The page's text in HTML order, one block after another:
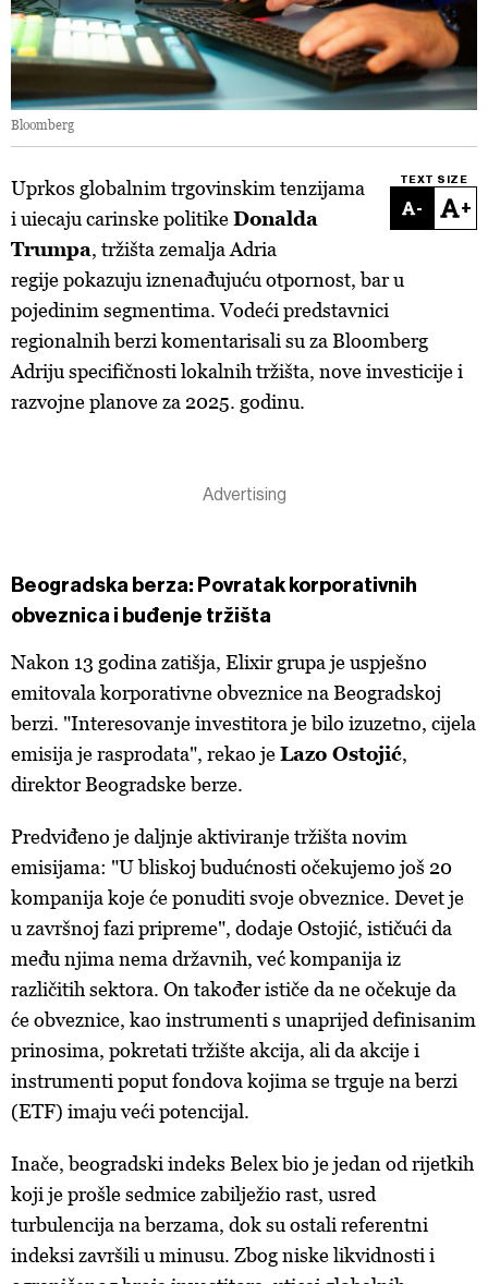
Bloomberg
TEXT SIZE
- +
Uprkos globalnim trgovinskim tenzijama
i uiecaju carinske politikeDonalda
Trumpa, tržišta zemalja Adria
regije pokazuju iznenađujuću otpornost, bar u
pojedinim segmentima. Vodeći predstavnici
regionalnih berzi komentarisali su za Bloomberg
Adriju specifičnosti lokalnih tržišta, nove investicije i
razvojne planove za 2025. godinu.
Beogradska berza: Povratak korporativnih
obveznica i buđenje tržišta
Nakon 13 godina zatišja, Elixir grupa je uspješno
emitovala korporativne obveznice na Beogradskoj
berzi. "Interesovanje investitora je bilo izuzetno, cijela
emisija je rasprodata", rekao jeLazo Ostojić,
direktor Beogradske berze.
Predviđeno je daljnje aktiviranje tržišta novim
emisijama: "U bliskoj budućnosti očekujemo još 20
kompanija koje će ponuditi svoje obveznice. Devet je
u završnoj fazi pripreme", dodaje Ostojić, ističući da
među njima nema državnih, već kompanija iz
različitih sektora. On također ističe da ne očekuje da
će obveznice, kao instrumenti s unaprijed definisanim
prinosima, pokretati tržište akcija, ali da akcije i
instrumenti poput fondova kojima se trguje na berzi
(ETF) imaju veći potencijal.
Inače, beogradski indeks Belex bio je jedan od rijetkih
koji je prošle sedmice zabilježio rast, usred
turbulencija na berzama, dok su ostali referentni
indeksi završili u minusu. Zbog niske likvidnosti i